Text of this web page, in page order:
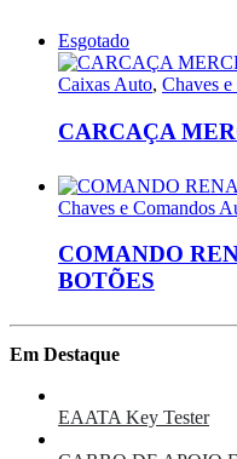
Esgotado
Caixas Auto, Chaves
CARCAÇA
Chaves e Comandos
COMANDO
BOTÕES
Em Destaque
EAATA Key Tester